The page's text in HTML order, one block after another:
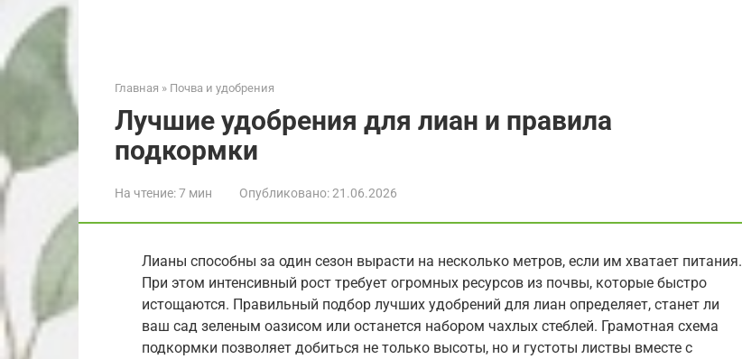
Главная » Почва и удобрения
Лучшие удобрения для лиан и правила
подкормки
На чтение:7 мин Опубликовано:21.06.2026
Лианы способны за один сезон вырасти на несколько метров, если им хватает питания.
При этом интенсивный рост требует огромных ресурсов из почвы, которые быстро
истощаются. Правильный подбор лучших удобрений для лиан определяет, станет ли
ваш сад зеленым оазисом или останется набором чахлых стеблей. Грамотная схема
подкормки позволяет добиться не только высоты, но и густоты листвы вместе с